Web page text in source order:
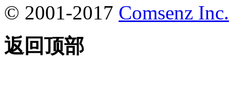
© 2001-2017 Comsenz Inc.
返回顶部